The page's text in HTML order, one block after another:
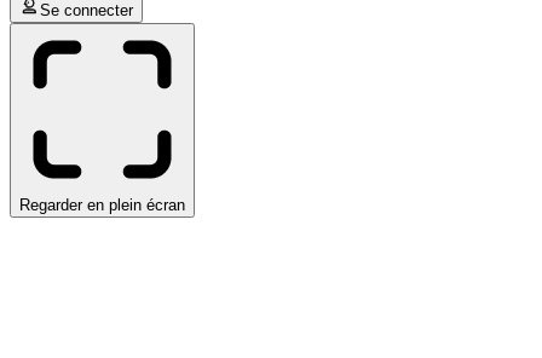
Se connecter
Regarder en plein écran